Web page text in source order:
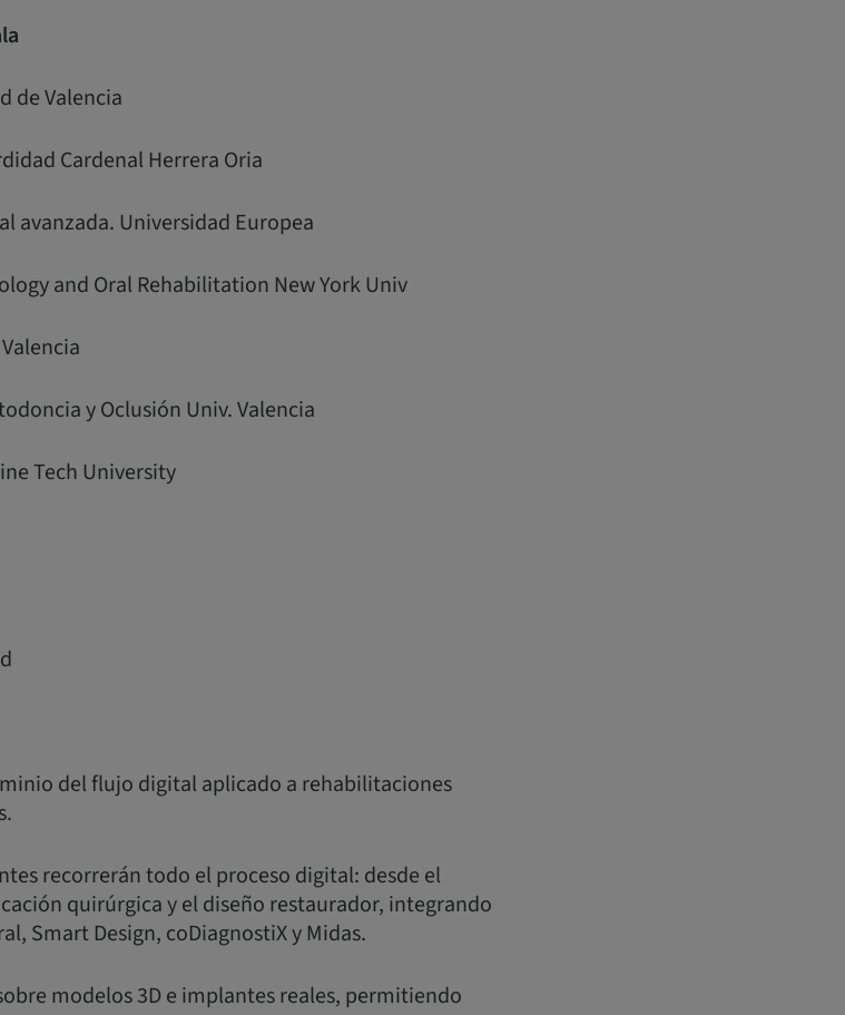
de Valencia
Cardenal Herrera Oria
avanzada. Universidad Europea
and Oral Rehabilitation New York Univ
y Oclusión Univ. Valencia
Tech University
del flujo digital aplicado a rehabilitaciones
recorrerán todo el proceso digital: desde el
quirúrgica y el diseño restaurador, integrando
Smart Design, coDiagnostiX y Midas.
modelos 3D e implantes reales, permitiendo